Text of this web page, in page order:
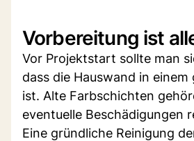
Vorbereitung ist
Vor Projektstart sollte man
dass die Hauswand in
ist. Alte Farbschichten
eventuelle Beschädigungen
Eine gründliche Reinigung